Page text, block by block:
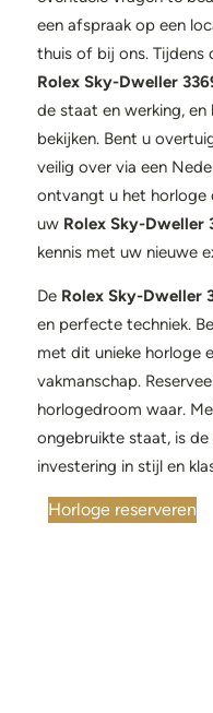
een afspraak op een
thuis of bij ons. Tijdens
Rolex Sky-Dweller
de staat en werking,
bekijken. Bent u
veilig over via een
ontvangt u het horloge
uw Rolex Sky-Dweller
kennis met uw nieuwe
De Rolex Sky-Dweller
en perfecte techniek.
met dit unieke horloge
vakmanschap.
horlogedroom waar.
ongebruikte staat, is de
investering in stijl en
Horloge reserveren